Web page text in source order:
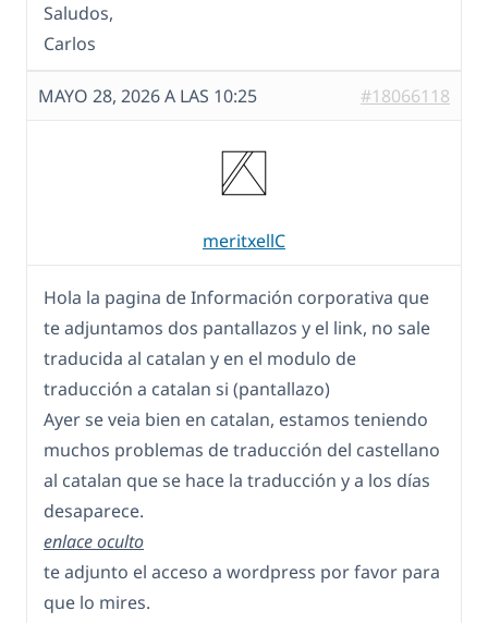
Saludos,
Carlos
MAYO 28, 2026 A LAS 10:25 #18066118
meritxellC
Hola la pagina de Información corporativa que
te adjuntamos dos pantallazos y el link, no sale
traducida al catalan y en el modulo de
traducción a catalan si (pantallazo)
Ayer se veia bien en catalan, estamos teniendo
muchos problemas de traducción del castellano
al catalan que se hace la traducción y a los días
desaparece.
enlace oculto
te adjunto el acceso a wordpress por favor para
que lo mires.